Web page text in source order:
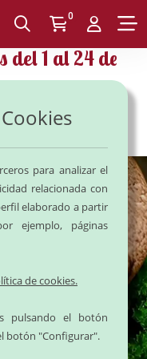
para analizar el
relacionada con
elaborado a partir
ejemplo, páginas
de cookies.
pulsando el botón
botón "Configurar".
del1 al 24 de
Agosto
0
y